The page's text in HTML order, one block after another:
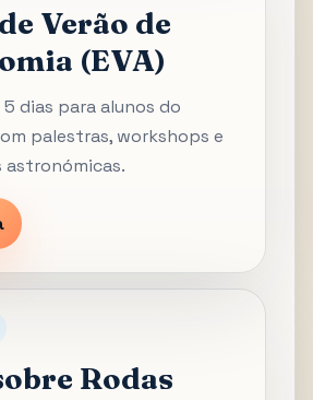
Verão de
(EVA)
dias para alunos do
palestras, workshops e
astronómicas.
Rodas